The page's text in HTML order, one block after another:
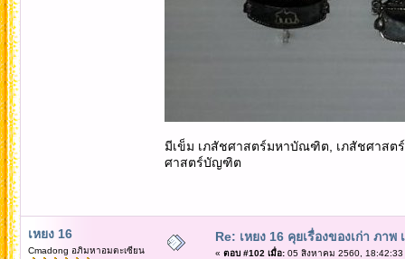
มีเข็ม เภสัชศาสตร์มหาบัณฑิต, เภสัชศา
ศาสตร์บัญฑิต
เหยง 16
Cmadong อภิมหาอมตะเซียน
Re: เหยง 16 คุยเรื่องของเก่า ภา
« ตอบ #102 เมื่อ:05 สิงหาคม 2560, 18:42:33